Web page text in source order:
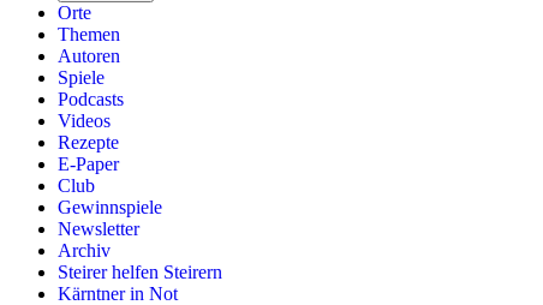
Orte
Themen
Autoren
Spiele
Podcasts
Videos
Rezepte
E-Paper
Club
Gewinnspiele
Newsletter
Archiv
Steirer helfen Steirern
Kärntner in Not